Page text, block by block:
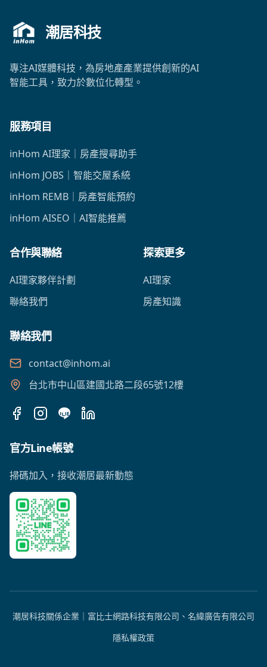
潮居科技
專注AI媒體科技，為房地產產業提供創新的AI
智能工具，致力於數位化轉型。
服務項目
inHom AI理家｜房產搜尋助手
inHom JOBS｜智能交屋系統
inHom REMB｜房產智能預約
inHom AISEO｜AI智能推薦
合作與聯絡
AI理家夥伴計劃
聯絡我們
探索更多
AI理家
房產知識
聯絡我們
contact@inhom.ai
台北市中山區建國北路二段65號12樓
FacebookInstagram
LINE LinkedIn
官方Line帳號
掃碼加入，接收潮居最新動態
潮居科技關係企業｜富比士網路科技有限公司、名緯廣告有限公司
隱私權政策